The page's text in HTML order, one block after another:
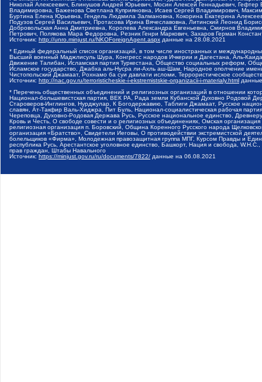
Николай Алексеевич, Блинушов Андрей Юрьевич, Мосин Алексей Геннадьевич,
Владимировна, Баженова Светлана Куприяновна, Исаев Сергей Владимирович,
Буртина Елена Юрьевна, Гендель Людмила Залмановна, Кокорина Екатерина
Подузов Сергей Васильевич, Протасова Ирина Вячеславовна, Литинский Леонид
Добровольская Анна Дмитриевна, Королева Александра Евгеньевна, Смирнов
Петрович, Полякова Мара Федоровна, Резник Генри Маркович, Захаров Герман
Источник: http://unro.minjust.ru/NKOForeignAgent.aspx данные на 28.08.2021
* Единый федеральный список организаций, в том числе иностранных и
Высший военный Маджлисуль Шура, Конгресс народов Ичкерии и Дагестана, Аль-
Движение Талибан, Исламская партия Туркестана, Общество социальных реформ,
Исламское государство, Джабха аль-Нусра ли-Ахль аш-Шам, Народное ополчение
Чистопольский Джамаат, Рохнамо ба суи давлати исломи, Террористическое
Источник: http://nac.gov.ru/terroristicheskie-i-ekstremistskie-organizacii-i-materialy.html
* Перечень общественных объединений и религиозных организаций в отношении
Национал-большевистская партия, ВЕК РА, Рада земли Кубанской Духовно Родовой
Староверов-Инглингов, Нурджулар, К Богодержавию, Таблиги Джамаат, Русское
славян, Ат-Такфир Валь-Хиджра, Пит Буль, Национал-социалистическая рабочая
Череповца, Духовно-Родовая Держава Русь, Русское национальное единство,
Кровь и Честь, О свободе совести и о религиозных объединениях, Омская
религиозная организация п. Боровский, Община Коренного Русского народа
организация «Братство», Свидетели Иеговы, О противодействии экстремистской
болельщиков «Фирма», Молодежная правозащитная группа МПГ, Курсом Правды и
республика Русь, Арестантское уголовное единство, Башкорт, Нация и свобода,
прав граждан, Штабы Навального
Источник: https://minjust.gov.ru/ru/documents/7822/ данные на 06.08.2021